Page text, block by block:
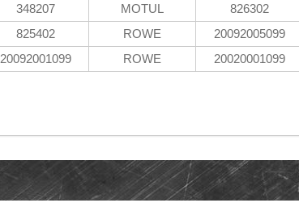
348207 MOTUL
826302
825402 ROWE
20092005099
20092001099 ROWE 20020001099